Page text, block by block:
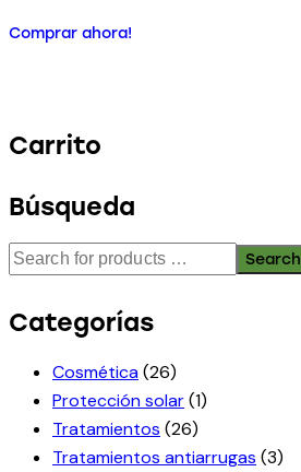
Comprar ahora!
Carrito
Búsqueda
Search
Categorías
Cosmética(26)
Protección solar(1)
Tratamientos (26)
Tratamientos antiarrugas (3)